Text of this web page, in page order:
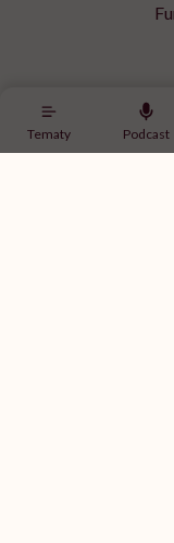
Tematy Podcast